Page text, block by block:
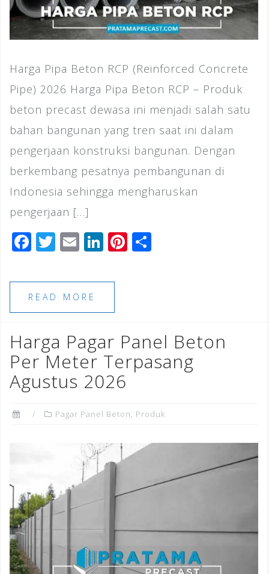
Harga Pipa Beton RCP (Reinforced Concrete
Pipe) 2026 Harga Pipa Beton RCP – Produk
beton precast dewasa ini menjadi salah satu
bahan bangunan yang tren saat ini dalam
pengerjaan konstruksi bangunan. Dengan
berkembang pesatnya pembangunan di
Indonesia sehingga mengharuskan
pengerjaan […]
F
c
e
b
o
o
k
T
tt
e
r
E
ai
l
Li
k
dI
n
Pi
st
READ MORE
Harga Pagar Panel Beton
Per Meter Terpasang
Agustus 2026
Pagar Panel Beton, Produk